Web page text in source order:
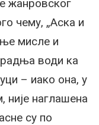
жанровског
чему, „Аска и
мисле и
води ка
– иако она, у
није наглашена
су по